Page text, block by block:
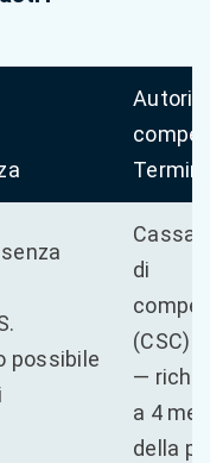
possibile
Cassa
di
(CSC)
—
a 4
della